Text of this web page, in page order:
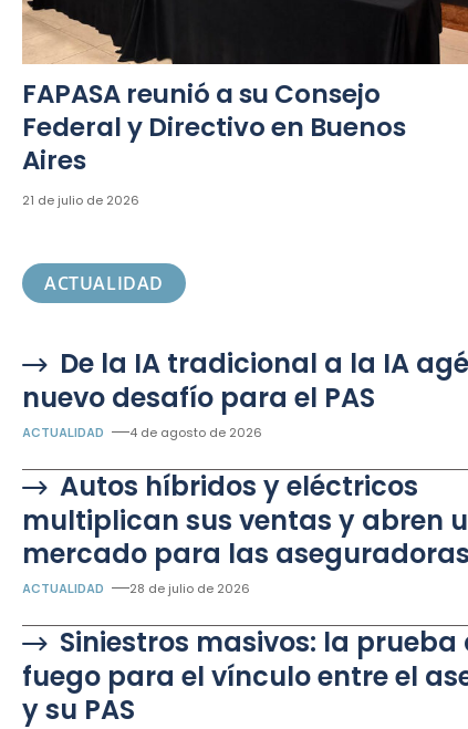
FAPASA reunió a su Consejo
Federal y Directivo en Buenos
Aires
21 de julio de 2026
ACTUALIDAD
De la IA tradicional a la IA
nuevo desafío para el PAS
ACTUALIDAD 4 de agosto de 2026
Autos híbridos y eléctricos
multiplican sus ventas y abren
mercado para las aseguradoras
ACTUALIDAD 28 de julio de 2026
Siniestros masivos: la prueba
fuego para el vínculo entre el
y su PAS